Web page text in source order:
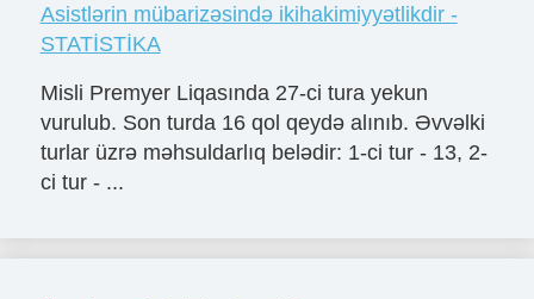
Asistlərin mübarizəsində ikihakimiyyətlikdir -
STATİSTİKA
Misli Premyer Liqasında 27-ci tura yekun
vurulub. Son turda 16 qol qeydə alınıb. Əvvəlki
turlar üzrə məhsuldarlıq belədir: 1-ci tur - 13, 2-
ci tur - ...